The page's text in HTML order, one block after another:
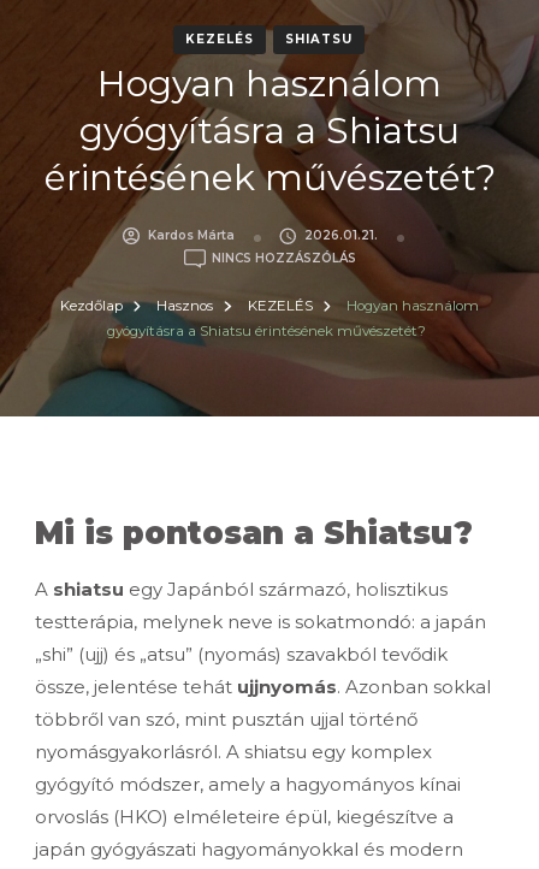
KEZELÉS SHIATSU
Hogyan használom
gyógyításra a Shiatsu
érintésének művészetét?
Kardos Márta
2026.01.21.
NINCS HOZZÁSZÓLÁSA(Z)
HOGYAN
HASZNÁLOM
GYÓGYÍTÁSRA
Kezdőlap Hasznos KEZELÉS
Hogyan használom
gyógyításra a Shiatsu érintésének művészetét?
Mi is pontosan a Shiatsu?
A shiatsu egy Japánból származó, holisztikus
testterápia, melynek neve is sokatmondó: a japán
„shi” (ujj) és „atsu” (nyomás) szavakból tevődik
össze, jelentése tehát ujjnyomás. Azonban sokkal
többről van szó, mint pusztán ujjal történő
nyomásgyakorlásról. A shiatsu egy komplex
gyógyító módszer, amely a hagyományos kínai
orvoslás (HKO) elméleteire épül, kiegészítve a
japán gyógyászati hagyományokkal és modern